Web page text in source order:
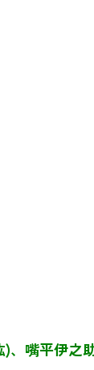
嘴平伊之